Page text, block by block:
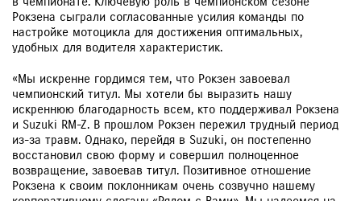
Рокзена сыграли согласованные усилия команды по
настройке мотоцикла для достижения оптимальных,
удобных для водителя характеристик.
«Мы искренне гордимся тем, что Рокзен завоевал
чемпионский титул. Мы хотели бы выразить нашу
искреннюю благодарность всем, кто поддерживал Рокзена
и Suzuki RM-Z. В прошлом Рокзен пережил трудный период
из-за травм. Однако, перейдя в Suzuki, он постепенно
восстановил свою форму и совершил полноценное
возвращение, завоевав титул. Позитивное отношение
Рокзена к своим поклонникам очень созвучно нашему